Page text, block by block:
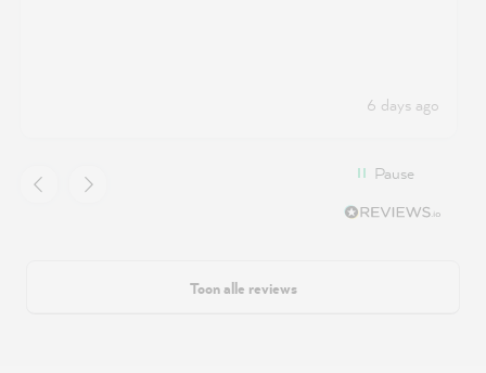
6 days ago
Pause
Toon alle reviews